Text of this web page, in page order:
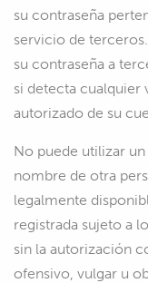
su contraseña
servicio de
su contraseña a
si detecta cualquier
autorizado de su
No puede utilizar
nombre de otra
legalmente
registrada sujeto a
sin la autorización
ofensivo, vulgar u